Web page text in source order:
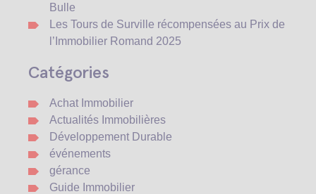
Bulle
Les Tours de Surville récompensées au Prix de
l’Immobilier Romand 2025
Catégories
Achat Immobilier
Actualités Immobilières
Développement Durable
événements
gérance
Guide Immobilier